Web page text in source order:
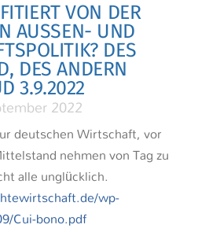
VON DER
AUSSEN- UND W
DES E
ANDERN F
3.9.2022
2022
deutschen Wirtschaft, vor
nehmen von Tag zu
alle unglücklich.
wp-
Cui-bono.pdf